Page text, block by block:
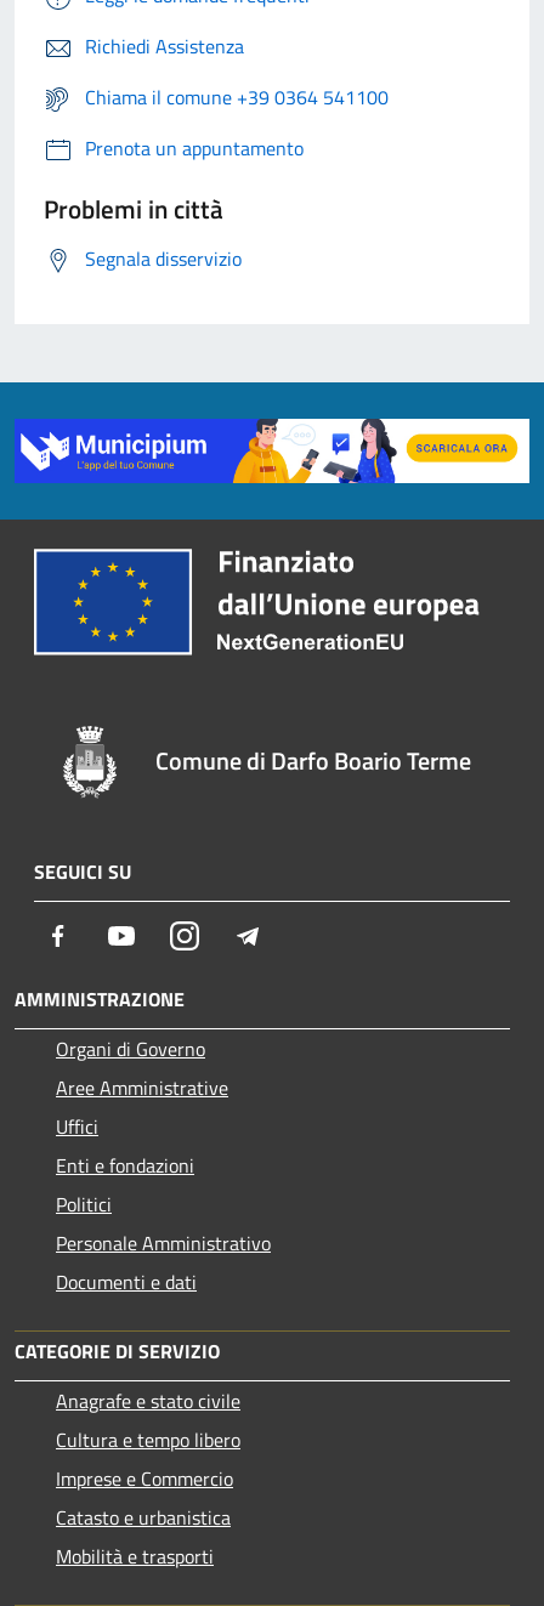
Richiedi Assistenza
Chiama il comune +39 0364 541100
Prenota un appuntamento
Problemi in città
Segnala disservizio
Comune di Darfo Boario Terme
SEGUICI SU
Facebook YoutubeInstagram
AMMINISTRAZIONE
Organi di Governo
Aree Amministrative
Uffici
Enti e fondazioni
Politici
Personale Amministrativo
Documenti e dati
CATEGORIE DI SERVIZIO
Anagrafe e stato civile
Cultura e tempo libero
Imprese e Commercio
Catasto e urbanistica
Mobilità e trasporti